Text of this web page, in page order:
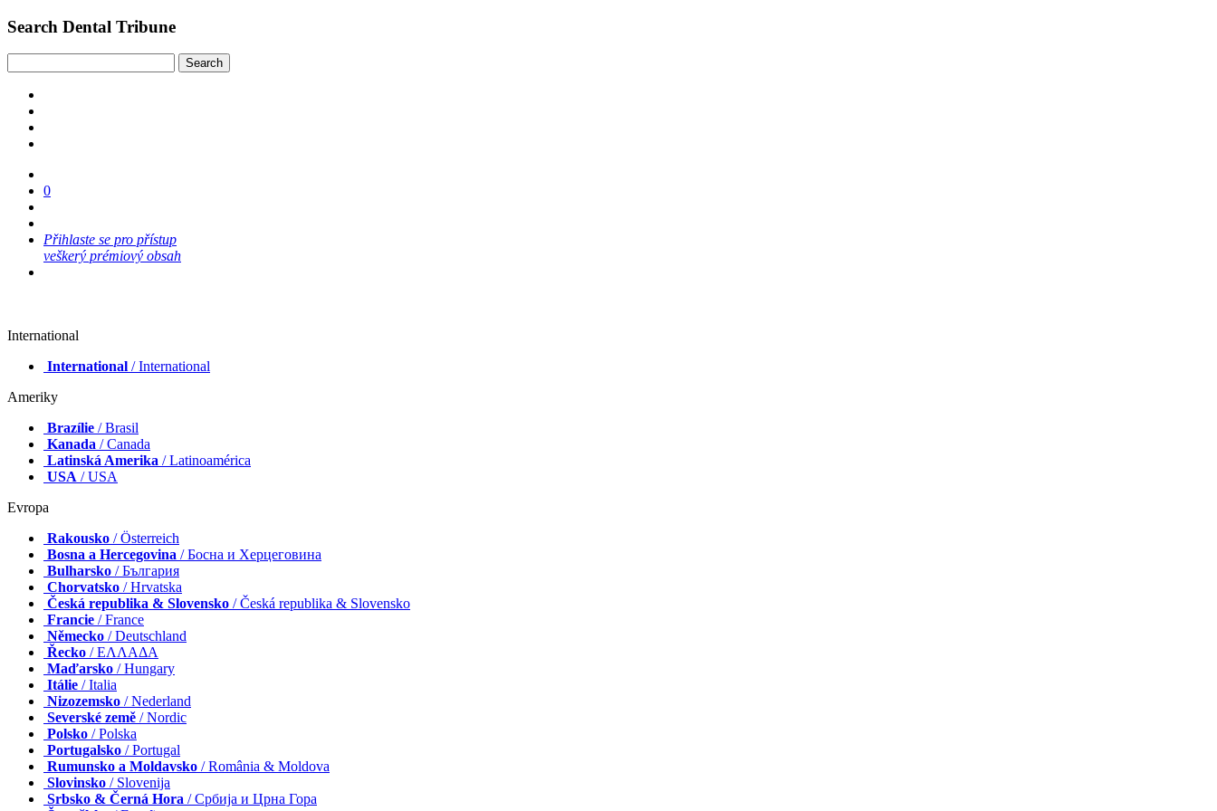
Search Dental Tribune
0
Přihlaste se pro přístup
veškerý prémiový obsah
International
International / International
Ameriky
Brazílie / Brasil
Kanada / Canada
Latinská Amerika / Latinoamérica
USA / USA
Evropa
Rakousko / Österreich
Bosna a Hercegovina / Босна и Херцеговина
Bulharsko / България
Chorvatsko / Hrvatska
Česká republika & Slovensko / Česká republika & Slovensko
Francie / France
Německo / Deutschland
Řecko / ΕΛΛΑΔΑ
Maďarsko / Hungary
Itálie / Italia
Nizozemsko / Nederland
Severské země / Nordic
Polsko / Polska
Portugalsko / Portugal
Rumunsko a Moldavsko / România & Moldova
Slovinsko / Slovenija
Srbsko & Černá Hora / Србија и Црна Гора